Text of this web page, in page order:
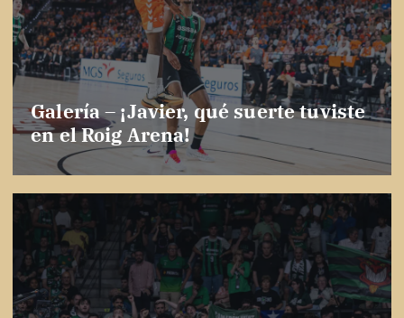
Galería – ¡Javier, qué suerte tuviste
en el Roig Arena!